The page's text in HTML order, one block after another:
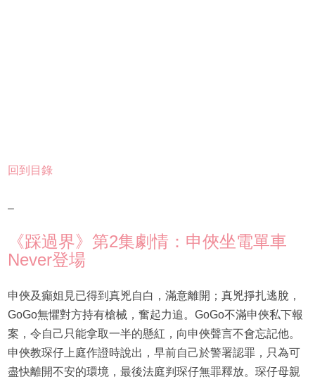
回到目錄
–
《踩過界》第2集劇情：申俠坐電單車
Never登場
申俠及癲姐見已得到真兇自白，滿意離開；真兇掙扎逃脫，
GoGo無懼對方持有槍械，奮起力追。GoGo不滿申俠私下報
案，令自己只能拿取一半的懸紅，向申俠聲言不會忘記他。
申俠教琛仔上庭作證時說出，早前自己於警署認罪，只為可
盡快離開不安的環境，最後法庭判琛仔無罪釋放。琛仔母親